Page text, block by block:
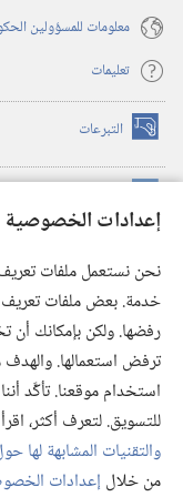
إعدادات الخصوصية
نحن نستعمل ملفات
خدمة. بعض ملفات تعريف
رفضها. ولكن بإمكانك أن
ترفض استعمالها.
استخدام موقعنا. تأكَّد
للتسويق. لتعرف أكثر، اقرأ
والتقنيات المشابهة لها
من خلال إعدادات
معلومات للمسؤولين
تعليمات
التبرعات (يفتح
نافذة
(يفتح
نافذة
(يفتح
نافذة
جديدة) تطبيق ®
JW Library
مكتبة برج المراقبة
Society of Pennsylvania